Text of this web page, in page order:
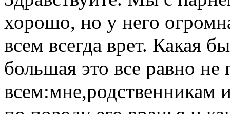
хорошо, но у него
всем всегда врет. Какая
большая это все равно
всем:мне,родственникам